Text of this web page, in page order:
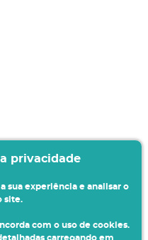
privacidade
sua experiência e analisar o
site.
com o uso de cookies.
carregando em